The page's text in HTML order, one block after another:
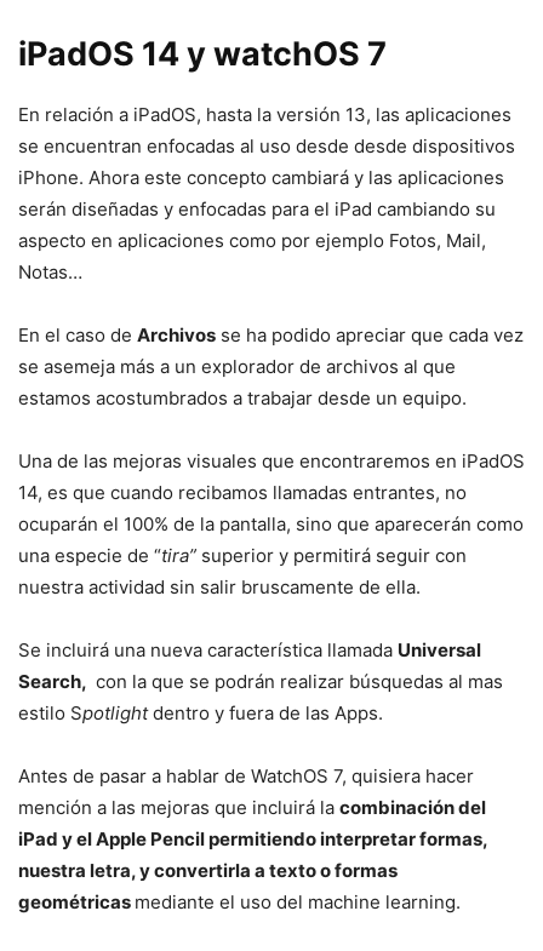
iPadOS 14 y watchOS 7
En relación a iPadOS, hasta la versión 13, las aplicaciones
se encuentran enfocadas al uso desde desde dispositivos
iPhone. Ahora este concepto cambiará y las aplicaciones
serán diseñadas y enfocadas para el iPad cambiando su
aspecto en aplicaciones como por ejemplo Fotos, Mail,
Notas…
En el caso de Archivos se ha podido apreciar que cada vez
se asemeja más a un explorador de archivos al que
estamos acostumbrados a trabajar desde un equipo.
Una de las mejoras visuales que encontraremos en iPadOS
14, es que cuando recibamos llamadas entrantes, no
ocuparán el 100% de la pantalla, sino que aparecerán como
una especie de “tira” superior y permitirá seguir con
nuestra actividad sin salir bruscamente de ella.
Se incluirá una nueva característica llamada Universal
Search, con la que se podrán realizar búsquedas al mas
estilo Spotlightdentro y fuera de las Apps.
Antes de pasar a hablar de WatchOS 7, quisiera hacer
mención a las mejoras que incluirá la combinación del
iPad y el Apple Pencil permitiendo interpretar formas,
nuestra letra, y convertirla a texto o formas
geométricas mediante el uso del machine learning.